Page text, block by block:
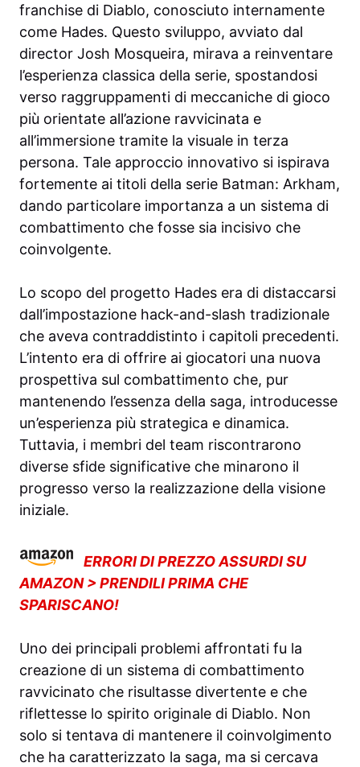
franchise di Diablo, conosciuto internamente
come Hades. Questo sviluppo, avviato dal
director Josh Mosqueira, mirava a reinventare
l’esperienza classica della serie, spostandosi
verso raggruppamenti di meccaniche di gioco
più orientate all’azione ravvicinata e
all’immersione tramite la visuale in terza
persona. Tale approccio innovativo si ispirava
fortemente ai titoli della serie Batman: Arkham,
dando particolare importanza a un sistema di
combattimento che fosse sia incisivo che
coinvolgente.
Lo scopo del progetto Hades era di distaccarsi
dall’impostazione hack-and-slash tradizionale
che aveva contraddistinto i capitoli precedenti.
L’intento era di offrire ai giocatori una nuova
prospettiva sul combattimento che, pur
mantenendo l’essenza della saga, introducesse
un’esperienza più strategica e dinamica.
Tuttavia, i membri del team riscontrarono
diverse sfide significative che minarono il
progresso verso la realizzazione della visione
iniziale.
ERRORI DI PREZZO ASSURDI SU
AMAZON > PRENDILI PRIMA CHE
SPARISCANO!
Uno dei principali problemi affrontati fu la
creazione di un sistema di combattimento
ravvicinato che risultasse divertente e che
riflettesse lo spirito originale di Diablo. Non
solo si tentava di mantenere il coinvolgimento
che ha caratterizzato la saga, ma si cercava